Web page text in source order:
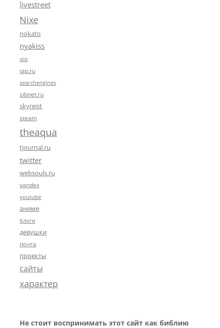
livestreet
Nixe
nokato
nyakiss
qip
qip.ru
searchengines
sibnet.ru
skyreist
steam
theaqua
tjournal.ru
twitter
websouls.ru
yandex
youtube
аниме
блоги
девушки
почта
проекты
сайты
характер
Не стоит воспринимать этот сайт как библию